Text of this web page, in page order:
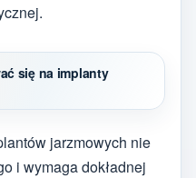
się na implanty
jarzmowych nie
i wymaga dokładnej